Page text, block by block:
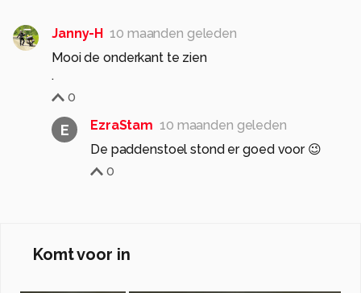
Janny-H 10 maanden geleden
Mooi de onderkant te zien
.
0
E EzraStam 10 maanden geleden
De paddenstoel stond er goed voor 😉
0
Komt voor in